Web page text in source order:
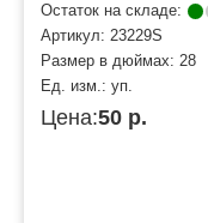
Остаток на складе:
Артикул: 23229S
Размер в дюймах: 28
Ед. изм.: уп.
Цена:50 р.